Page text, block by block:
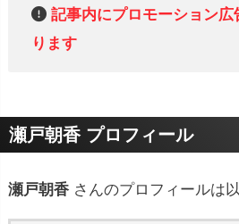
記事内にプロモーション広
ります
瀬戸朝香 プロフィール
瀬戸朝香 さんのプロフィールは